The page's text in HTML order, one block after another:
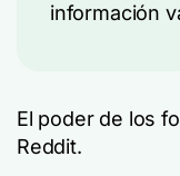
información
El poder de los
Reddit.